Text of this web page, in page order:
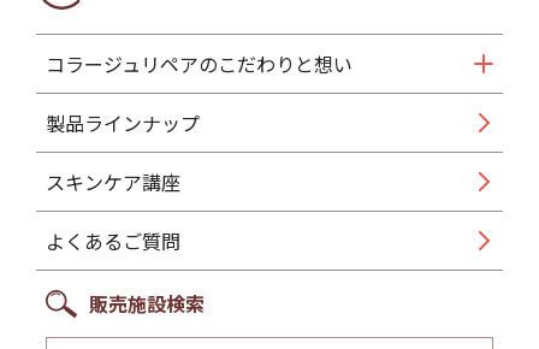
コラージュリペアのこだわりと想い
製品ラインナップ
スキンケア講座
よくあるご質問
販売施設検索